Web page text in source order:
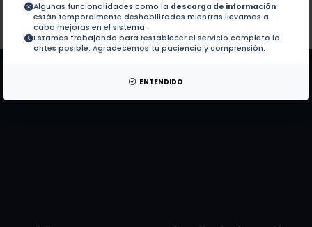
Algunas funcionalidades como la descarga de información
están temporalmente deshabilitadas mientras llevamos a
cabo mejoras en el sistema.
Estamos trabajando para restablecer el servicio completo lo
antes posible. Agradecemos tu paciencia y comprensión.
ENTENDIDO
Colaboraciones en Tesis:
No hay tesis de este autor.
Patentes:
No hay patentes de este autor.